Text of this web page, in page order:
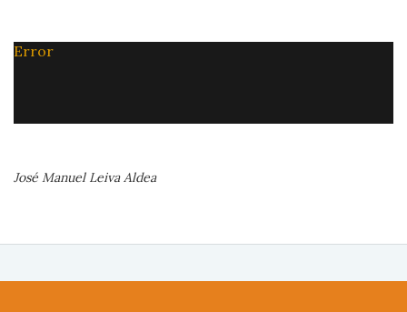
Error
José Manuel Leiva Aldea